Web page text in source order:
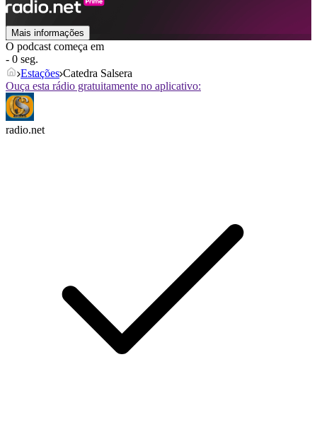
Mais informações
O podcast começa em
- 0 seg.
Estações Catedra Salsera
Ouça esta rádio gratuitamente no aplicativo:
radio.net